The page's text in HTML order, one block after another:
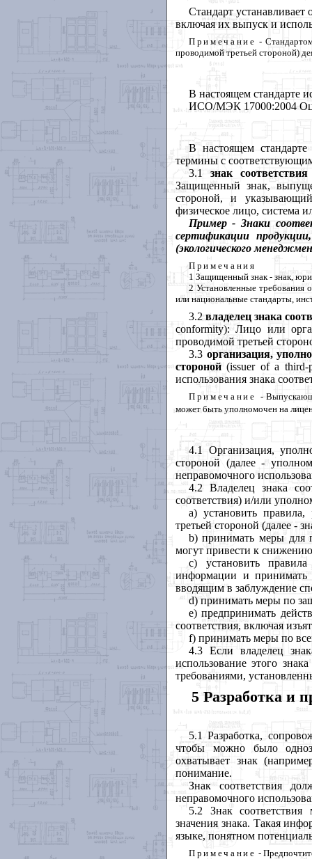
Стандарт устанавливает
включая их выпуск и
Примечание -
проводимой третьей стороной)
В настоящем стандарте
ИСО/МЭК17000:2004
В настоящем стандарте
термины с
3.1знак
соответствия
Защищенный знак,
стороной,и
указывающий
физическое лицо, система
Пример - Знаки
сертификации
продукции
(экологического
Примечания
1 Защищенный знак - знак,
2 Установленные требования
или национальные стандарты
3.2владелец знака
conformity):Лицо или
проводимой третьей
3.3 организация,
стороной(issuer of a third-
использования знака
Примечание -
может быть уполномочен на
4.1 Организация,
стороной (далее -
неправомочного
4.2 Владелец
знака
соответствия) и/или
a) установить правила,
третьей стороной(далее -
b) принимать меры для
могут привести к снижению
c) установить
правила
информации и принимать
вводящим в заблуждение
d) принимать меры по
e) предпринимать
соответствия,включая
f) принимать меры по
4.3 Если владелец
использование этого знака
требованиями,
5 Разработка и
5.1Разработка,
чтобы
можно было
охватывает знак(
понимание.
Знак
соответствия
неправомочного
5.2 Знак соответствия
значения знака. Такая
языке, понятном
Примечание -